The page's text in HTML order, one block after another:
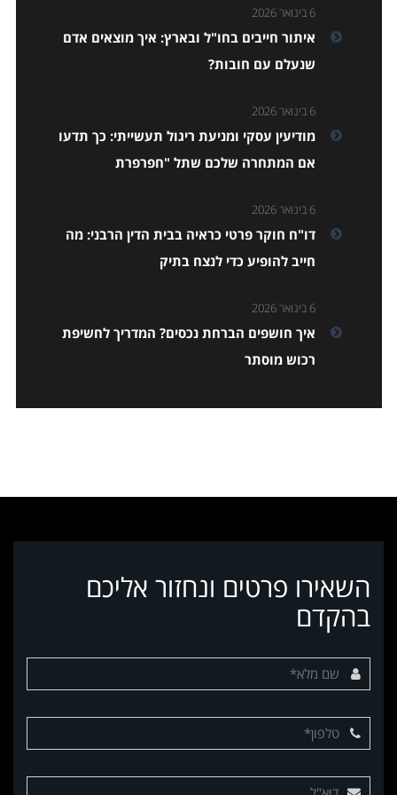
6 בינואר 2026
איתור חייבים בחו"ל ובארץ: איך מוצאים אדם
שנעלם עם חובות?
6 בינואר 2026
מודיעין עסקי ומניעת ריגול תעשייתי: כך תדעו
אם המתחרה שלכם שתל "חפרפרת
6 בינואר 2026
דו"ח חוקר פרטי כראיה בבית הדין הרבני: מה
חייב להופיע כדי לנצח בתיק
6 בינואר 2026
איך חושפים הברחת נכסים? המדריך לחשיפת
רכוש מוסתר
השאירו פרטים ונחזור אליכם
בהקדם